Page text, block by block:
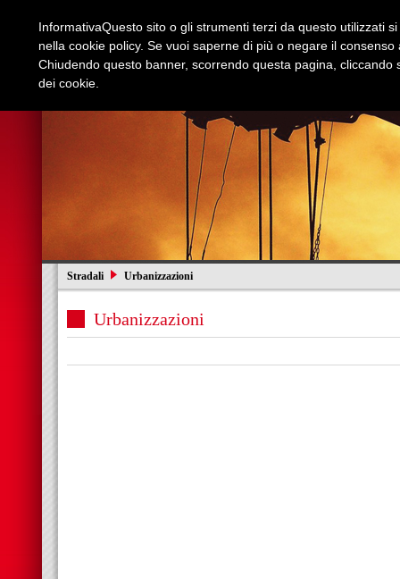
Stradali Urbanizzazioni
Urbanizzazioni
InformativaQuesto sito o gli strumenti terzi da questo utilizzati
nella cookie policy. Se vuoi saperne di più o negare il
Chiudendo questo banner, scorrendo questa pagina,
dei cookie.